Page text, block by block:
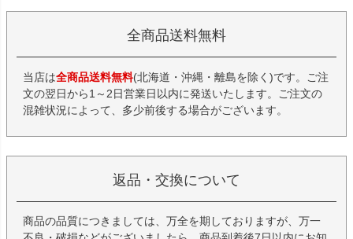
全商品送料無料
当店は全商品送料無料(北海道・沖縄・離島を除く)です。ご注
文の翌日から1～2日営業日以内に発送いたします。ご注文の
混雑状況によって、多少前後する場合がございます。
返品・交換について
商品の品質につきましては、万全を期しておりますが、万一